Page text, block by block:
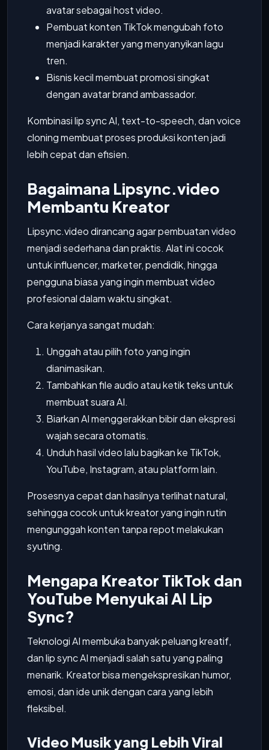
avatar sebagai host video.
Pembuat konten TikTok mengubah foto
menjadi karakter yang menyanyikan lagu
tren.
Bisnis kecil membuat promosi singkat
dengan avatar brand ambassador.
Kombinasi lip sync AI, text-to-speech, dan voice
cloning membuat proses produksi konten jadi
lebih cepat dan efisien.
Bagaimana Lipsync.video
Membantu Kreator
Lipsync.video dirancang agar pembuatan video
menjadi sederhana dan praktis. Alat ini cocok
untuk influencer, marketer, pendidik, hingga
pengguna biasa yang ingin membuat video
profesional dalam waktu singkat.
Cara kerjanya sangat mudah:
Unggah atau pilih foto yang ingin
dianimasikan.
Tambahkan file audio atau ketik teks untuk
membuat suara AI.
Biarkan AI menggerakkan bibir dan ekspresi
wajah secara otomatis.
Unduh hasil video lalu bagikan ke TikTok,
YouTube, Instagram, atau platform lain.
Prosesnya cepat dan hasilnya terlihat natural,
sehingga cocok untuk kreator yang ingin rutin
mengunggah konten tanpa repot melakukan
syuting.
Mengapa Kreator TikTok dan
YouTube Menyukai AI Lip
Sync?
Teknologi AI membuka banyak peluang kreatif,
dan lip sync AI menjadi salah satu yang paling
menarik. Kreator bisa mengekspresikan humor,
emosi, dan ide unik dengan cara yang lebih
fleksibel.
Video Musik yang Lebih Viral